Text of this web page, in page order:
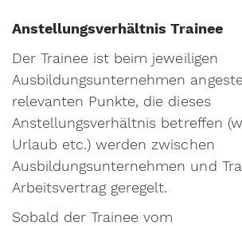
Anstellungsverhältnis Trainee
Der Trainee ist beim jeweiligen
Ausbildungsunternehmen
relevanten Punkte, die dieses
Anstellungsverhältnis betreffen
Urlaub etc.) werden zwischen
Ausbildungsunternehmen und
Arbeitsvertrag geregelt.
Sobald der Trainee vom